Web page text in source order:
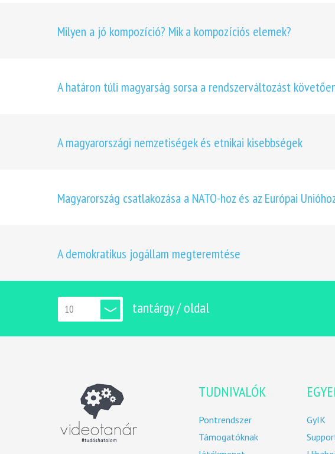
Milyen a jó kompozíció? Mik a kompozíciós elemek?
A határon túli magyarság sorsa a rendszerváltozást
A magyarországi nemzetiségek és etnikai kisebbségek
Magyarország csatlakozása a NATO-hoz és az Európai
A demokratikus jogállam megteremtése
tantárgy / oldal
TUDNIVALÓK
Pontrendszer
Támogatóknak
GyIK